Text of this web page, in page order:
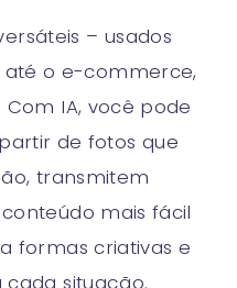
– usados
até o e-commerce,
IA, você pode
de fotos que
transmitem
mais fácil
formas criativas e